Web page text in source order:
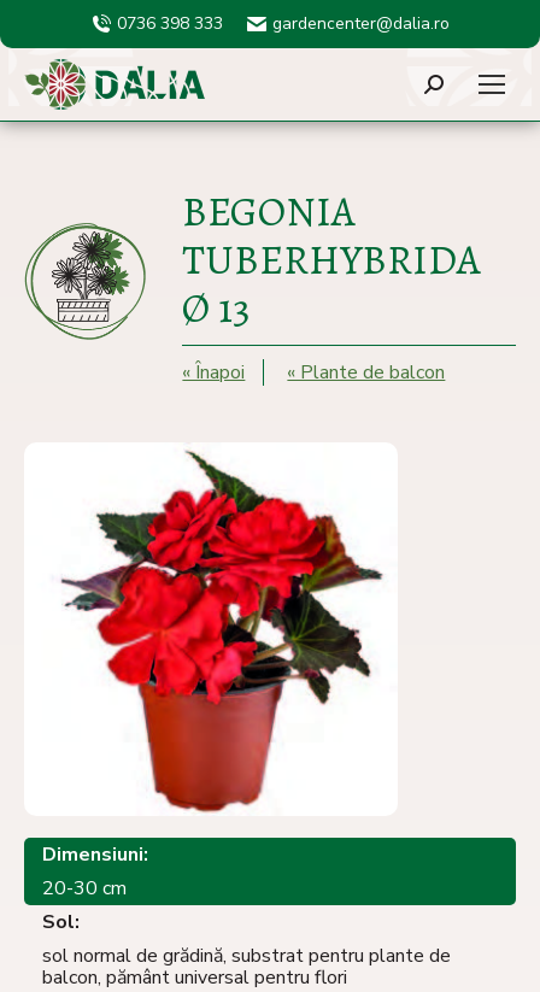
0736 398 333 gardencenter@dalia.ro
Search:
BEGONIA
TUBERHYBRIDA
Ø 13
« Înapoi « Plante de balcon
Dimensiuni:
20-30 cm
Sol:
sol normal de grădină, substrat pentru plante de
balcon, pământ universal pentru flori